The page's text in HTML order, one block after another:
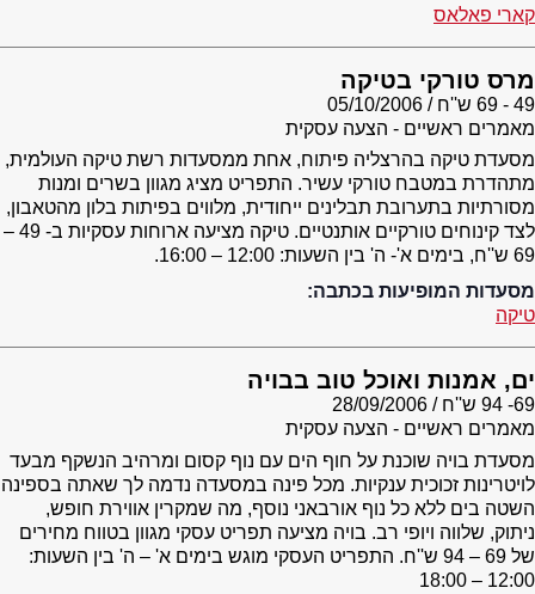
קארי פאלאס
מרס טורקי בטיקה
49 - 69 ש''ח
05/10/2006
מאמרים ראשיים - הצעה עסקית
מסעדת טיקה בהרצליה פיתוח, אחת ממסעדות רשת טיקה העולמית,
מתהדרת במטבח טורקי עשיר. התפריט מציג מגוון בשרים ומנות
מסורתיות בתערובת תבלינים ייחודית, מלווים בפיתות בלון מהטאבון,
לצד קינוחים טורקיים אותנטיים. טיקה מציעה ארוחות עסקיות ב- 49 –
69 ש''ח, בימים א'- ה' בין השעות: 12:00 – 16:00.
מסעדות המופיעות בכתבה:
טיקה
ים, אמנות ואוכל טוב בבויה
69- 94 ש''ח
28/09/2006
מאמרים ראשיים - הצעה עסקית
מסעדת בויה שוכנת על חוף הים עם נוף קסום ומרהיב הנשקף מבעד
לויטרינות זכוכית ענקיות. מכל פינה במסעדה נדמה לך שאתה בספינה
השטה בים ללא כל נוף אורבאני נוסף, מה שמקרין אווירת חופש,
ניתוק, שלווה ויופי רב. בויה מציעה תפריט עסקי מגוון בטווח מחירים
של 69 – 94 ש''ח. התפריט העסקי מוגש בימים א' – ה' בין השעות:
12:00 – 18:00